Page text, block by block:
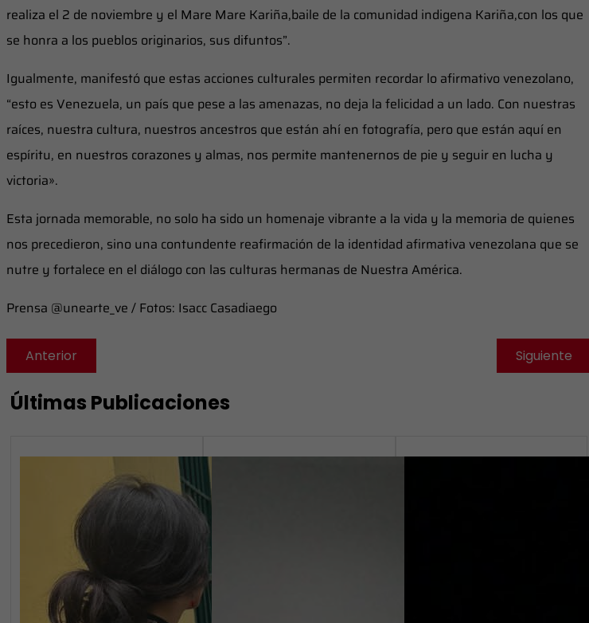
realiza el 2 de noviembre y el Mare Mare Kariña,baile de la comunidad indigena Kariña,con los que
se honra a los pueblos originarios, sus difuntos”.
Igualmente, manifestó que estas acciones culturales permiten recordar lo afirmativo venezolano,
“esto es Venezuela, un país que pese a las amenazas, no deja la felicidad a un lado. Con nuestras
raíces, nuestra cultura, nuestros ancestros que están ahí en fotografía, pero que están aquí en
espíritu, en nuestros corazones y almas, nos permite mantenernos de pie y seguir en lucha y
victoria».
Esta jornada memorable, ‎no solo ha sido un homenaje vibrante a la vida y la memoria de quienes
nos precedieron, sino una contundente reafirmación de la identidad afirmativa venezolana que se
nutre y fortalece en el diálogo con las culturas hermanas de Nuestra América.
Prensa @unearte_ve / Fotos: Isacc Casadiaego
Anterior Siguiente
Últimas Publicaciones